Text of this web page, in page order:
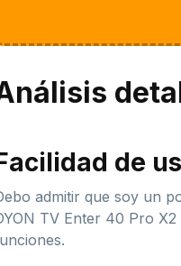
de
admitir que soy un
TV Enter 40 Pro